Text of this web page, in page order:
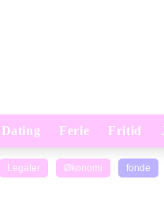
Dating Ferie Fritid
Legater Økonomi fonde